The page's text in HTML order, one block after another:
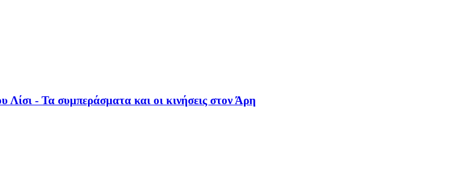
- Τα συμπεράσματα και οι κινήσεις στον Άρη